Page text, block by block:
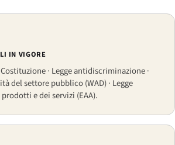
IN VIGORE
· Legge antidiscriminazione ·
del settore pubblico (WAD) · Legge
e dei servizi (EAA).